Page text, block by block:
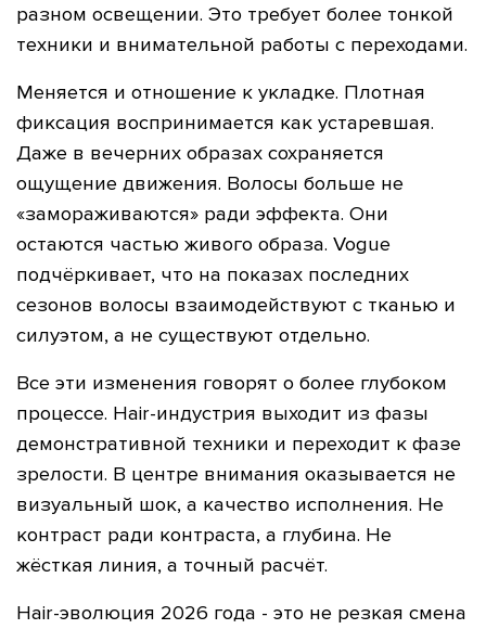
разном освещении. Это требует более тонкой
техники и внимательной работы с переходами.
Меняется и отношение к укладке. Плотная
фиксация воспринимается как устаревшая.
Даже в вечерних образах сохраняется
ощущение движения. Волосы больше не
«замораживаются» ради эффекта. Они
остаются частью живого образа. Vogue
подчёркивает, что на показах последних
сезонов волосы взаимодействуют с тканью и
силуэтом, а не существуют отдельно.
Все эти изменения говорят о более глубоком
процессе. Hair-индустрия выходит из фазы
демонстративной техники и переходит к фазе
зрелости. В центре внимания оказывается не
визуальный шок, а качество исполнения. Не
контраст ради контраста, а глубина. Не
жёсткая линия, а точный расчёт.
Hair-эволюция 2026 года - это не резкая смена